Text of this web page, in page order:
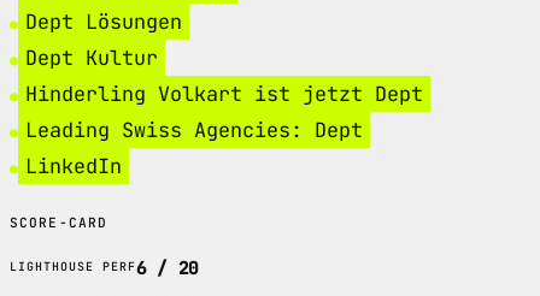
Dept Lösungen
Dept Kultur
Hinderling Volkart ist jetzt Dept
Leading Swiss Agencies: Dept
LinkedIn
SCORE-CARD
LIGHTHOUSE PERF6 / 20